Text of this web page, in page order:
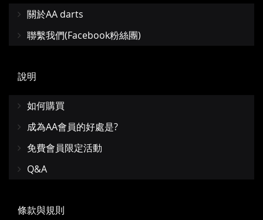
關於AA darts
聯繫我們(Facebook粉絲團)
說明
如何購買
成為AA會員的好處是?
免費會員限定活動
Q&A
條款與規則